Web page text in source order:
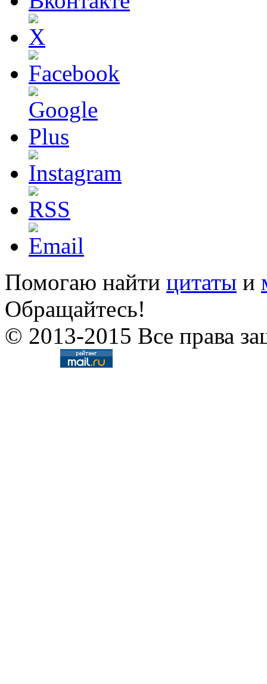
Помогаю найти цитаты и
Обращайтесь!
© 2013-2015 Все права